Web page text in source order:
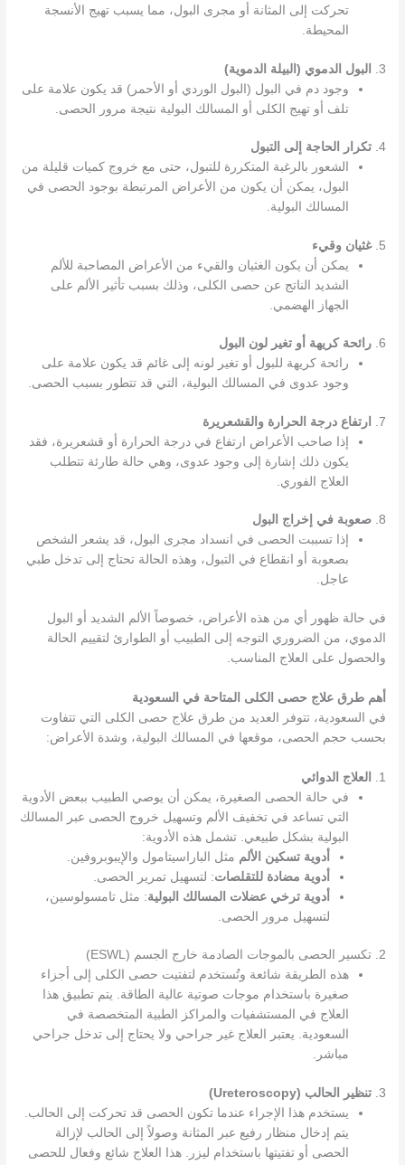
تحركت إلى المثانة أو مجرى البول، مما يسبب تهيج الأنسجة
المحيطة.
3.
البول الدموي (البيلة الدموية)
وجود دم في البول (البول الوردي أو الأحمر) قد يكون علامة على
تلف أو تهيج الكلى أو المسالك البولية نتيجة مرور الحصى.
4. تكرار الحاجة إلى التبول
الشعور بالرغبة المتكررة للتبول، حتى مع خروج كميات قليلة من
البول، يمكن أن يكون من الأعراض المرتبطة بوجود الحصى في
المسالك البولية.
5.
غثيان وقيء
يمكن أن يكون الغثيان والقيء من الأعراض المصاحبة للألم
الشديد الناتج عن حصى الكلى، وذلك بسبب تأثير الألم على
الجهاز الهضمي.
6. رائحة كريهة أو تغير لون البول
رائحة كريهة للبول أو تغير لونه إلى غائم قد يكون علامة على
وجود عدوى في المسالك البولية، التي قد تتطور بسبب الحصى.
7.
ارتفاع درجة الحرارة والقشعريرة
إذا صاحب الأعراض ارتفاع في درجة الحرارة أو قشعريرة، فقد
يكون ذلك إشارة إلى وجود عدوى، وهي حالة طارئة تتطلب
العلاج الفوري.
8. صعوبة في إخراج البول
إذا تسببت الحصى في انسداد مجرى البول، قد يشعر الشخص
بصعوبة أو انقطاع في التبول، وهذه الحالة تحتاج إلى تدخل طبي
عاجل.
في حالة ظهور أي من هذه الأعراض، خصوصاً الألم الشديد أو البول
الدموي، من الضروري التوجه إلى الطبيب أو الطوارئ لتقييم الحالة
والحصول على العلاج المناسب.
أهم طرق علاج حصى الكلى المتاحة في السعودية
في السعودية، تتوفر العديد من طرق علاج حصى الكلى التي تتفاوت
بحسب حجم الحصى، موقعها في المسالك البولية، وشدة الأعراض:
1.
العلاج الدوائي
في حالة الحصى الصغيرة، يمكن أن يوصي الطبيب ببعض الأدوية
التي تساعد في تخفيف الألم وتسهيل خروج الحصى عبر المسالك
البولية بشكل طبيعي. تشمل هذه الأدوية:
أدوية تسكين الألم مثل الباراسيتامول والإيبوبروفين.
أدوية مضادة للتقلصات: لتسهيل تمرير الحصى.
أدوية ترخي عضلات المسالك البولية: مثل تامسولوسين،
لتسهيل مرور الحصى.
2. تكسير الحصى بالموجات الصادمة خارج الجسم (ESWL)
هذه الطريقة شائعة وتُستخدم لتفتيت حصى الكلى إلى أجزاء
صغيرة باستخدام موجات صوتية عالية الطاقة. يتم تطبيق هذا
العلاج في المستشفيات والمراكز الطبية المتخصصة في
السعودية. يعتبر العلاج غير جراحي ولا يحتاج إلى تدخل جراحي
مباشر.
3. تنظير الحالب (Ureteroscopy)
يستخدم هذا الإجراء عندما تكون الحصى قد تحركت إلى الحالب.
يتم إدخال منظار رفيع عبر المثانة وصولاً إلى الحالب لإزالة
الحصى أو تفتيتها باستخدام ليزر. هذا العلاج شائع وفعال للحصى